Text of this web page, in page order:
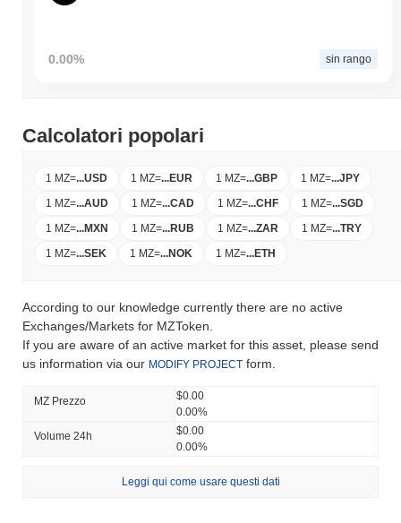
0.00% sin rango
Calcolatori popolari
1 MZ=...USD 1 MZ=...EUR 1 MZ=...GBP 1 MZ=...JPY
1 MZ=...AUD 1 MZ=...CAD 1 MZ=...CHF 1 MZ=...SGD
1 MZ=...MXN 1 MZ=...RUB 1 MZ=...ZAR 1 MZ=...TRY
1 MZ=...SEK 1 MZ=...NOK 1 MZ=...ETH
According to our knowledge currently there are no active
Exchanges/Markets for MZToken.
If you are aware of an active market for this asset, please send
us information via our MODIFY PROJECT form.
MZ Prezzo
$0.00
0.00%
Volume 24h
$0.00
0.00%
Leggi qui come usare questi dati